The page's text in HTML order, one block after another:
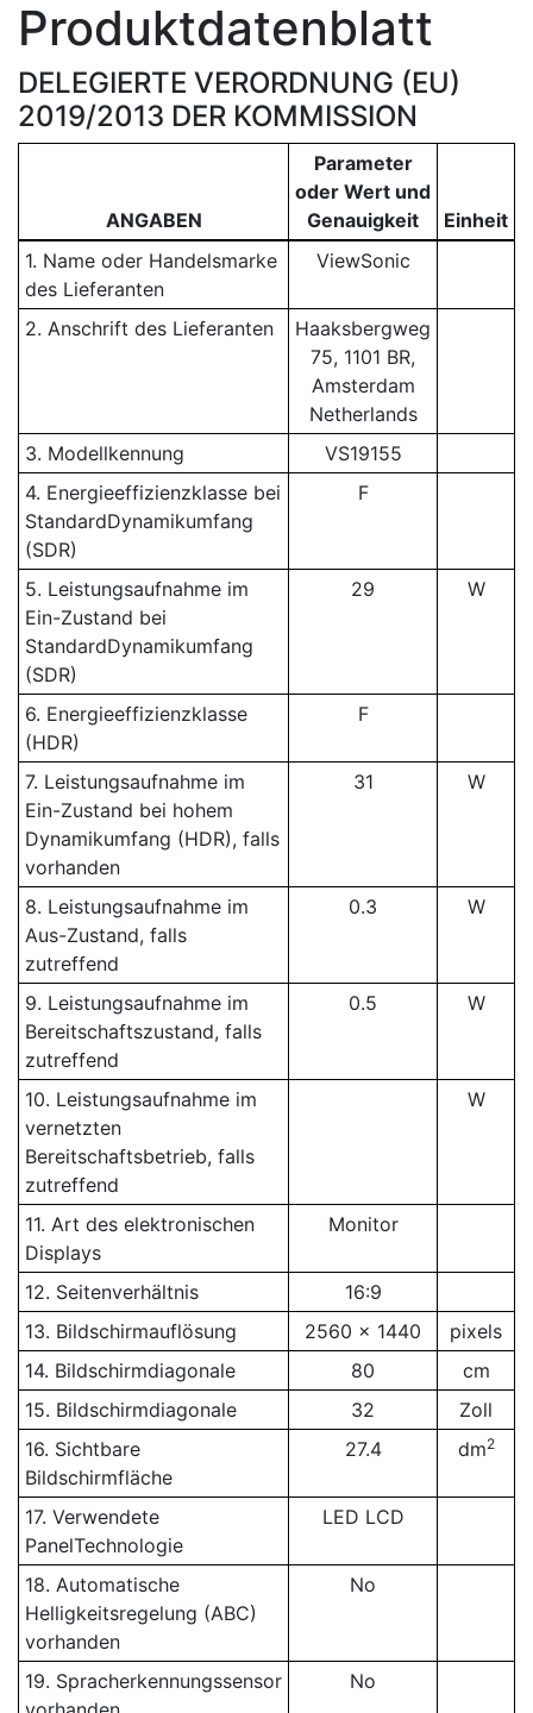
Produktdatenblatt
DELEGIERTE VERORDNUNG (EU)
2019/2013 DER KOMMISSION
ANGABEN
Parameter
oder Wert und
Genauigkeit
Einheit
1. Name oder Handelsmarke
des Lieferanten
ViewSonic
2. Anschrift des Lieferanten
Haaksbergweg
75, 1101 BR,
Amsterdam
Netherlands
3. Modellkennung
VS19155
4. Energieeffizienzklasse bei
StandardDynamikumfang
(SDR)
F
5. Leistungsaufnahme im
Ein-Zustand bei
StandardDynamikumfang
(SDR)
29 W
6. Energieeffizienzklasse
(HDR)
F
7. Leistungsaufnahme im
Ein-Zustand bei hohem
Dynamikumfang (HDR), falls
vorhanden
31 W
8. Leistungsaufnahme im
Aus-Zustand, falls
zutreffend
0.3 W
9. Leistungsaufnahme im
Bereitschaftszustand, falls
zutreffend
0.5 W
10. Leistungsaufnahme im
vernetzten
Bereitschaftsbetrieb, falls
zutreffend
W
11. Art des elektronischen
Displays
Monitor
12. Seitenverhältnis
16:9
13. Bildschirmauflösung
2560 x 1440
pixels
14. Bildschirmdiagonale
80
cm
15. Bildschirmdiagonale
32
Zoll
16. Sichtbare
Bildschirmfläche
27.4 dm2
17. Verwendete
PanelTechnologie
LED LCD
18. Automatische
Helligkeitsregelung (ABC)
vorhanden
No
19. Spracherkennungssensor
No